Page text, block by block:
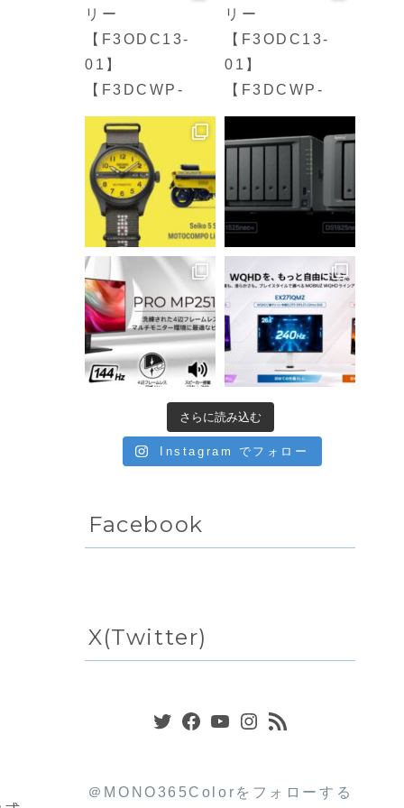
さらに読み込む
Instagram でフォロー
Facebook
X(Twitter)
Twitter
Facebook
YouTube
Instagram
＠MONO365Colorをフォローする